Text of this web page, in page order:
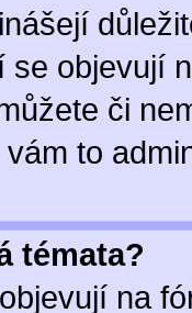
se objevují
či
to
témata?
na